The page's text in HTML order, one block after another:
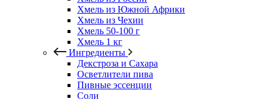
Хмель из Южной Африки
Хмель из Чехии
Хмель 50-100 г
Хмель 1 кг
Ингредиенты
Декстроза и Сахара
Осветлители пива
Пивные эссенции
Соли